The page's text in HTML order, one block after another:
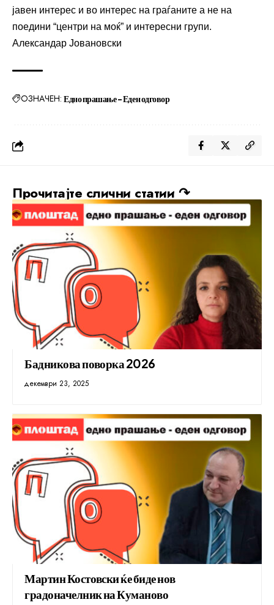
јавен интерес и во интерес на граѓаните а не на
поедини “центри на моќ” и интересни групи.
Александар Јовановски
ОЗНАЧЕН: Едно прашање - Еден одговор
Прочитајте слични статии ↷
Бадникова поворка 2026
декември 23, 2025
Мартин Костовски ќе биде нов
градоначелник на Куманово